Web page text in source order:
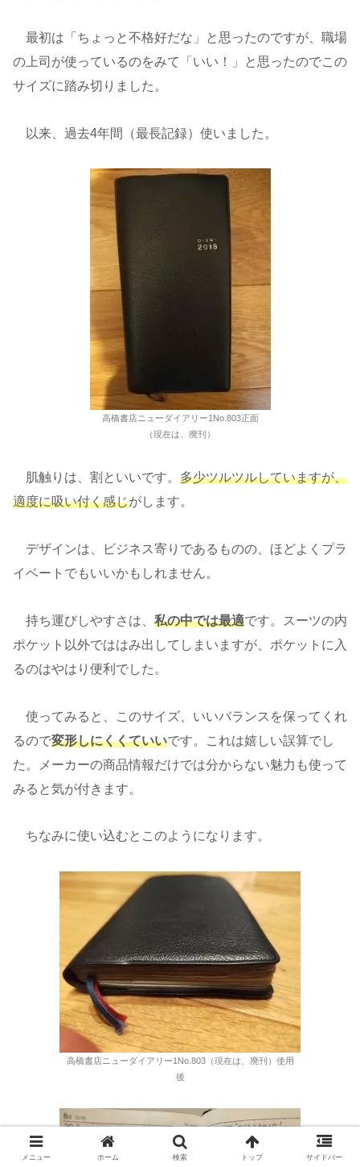
最初は「ちょっと不格好だな」と思ったのですが、職場
の上司が使っているのをみて「いい！」と思ったのでこの
サイズに踏み切りました。
以来、過去4年間（最長記録）使いました。
高橋書店ニューダイアリー1No.803正面
（現在は、廃刊）
肌触りは、割といいです。 多少ツルツルしていますが、
適度に吸い付く感じがします。
デザインは、ビジネス寄りであるものの、ほどよくプラ
イベートでもいいかもしれません。
持ち運びしやすさは、 私の中では最適です。スーツの内
ポケット以外でははみ出してしまいますが、ポケットに入
るのはやはり便利でした。
使ってみると、このサイズ、いいバランスを保ってくれ
るので変形しにくくていいです。これは嬉しい誤算でし
た。メーカーの商品情報だけでは分からない魅力も使って
みると気が付きます。
ちなみに使い込むとこのようになります。
高橋書店ニューダイアリー1No.803（現在は、廃刊）使用
後
メニュー ホーム 検索 トップ サイドバー